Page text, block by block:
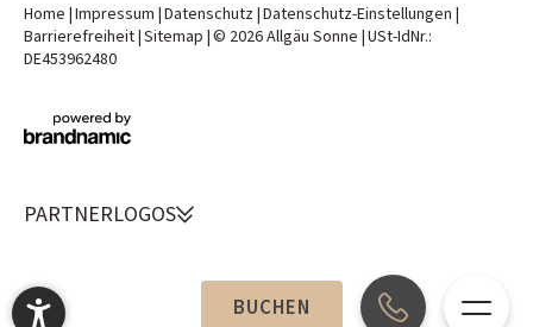
Home |Impressum |Datenschutz|Datenschutz-Einstellungen |
Barrierefreiheit|Sitemap |© 2026 Allgäu Sonne |USt-IdNr.:
DE453962480
PARTNERLOGOS
BUCHEN